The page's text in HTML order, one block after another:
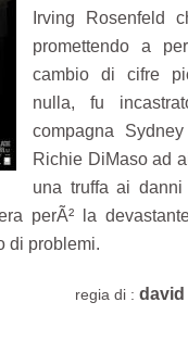
Irving Rosenfeld
promettendo a
cambio di cifre
nulla, fu
compagna
Richie DiMaso ad
una truffa ai
perÃ² la
di problemi.
regia di : david